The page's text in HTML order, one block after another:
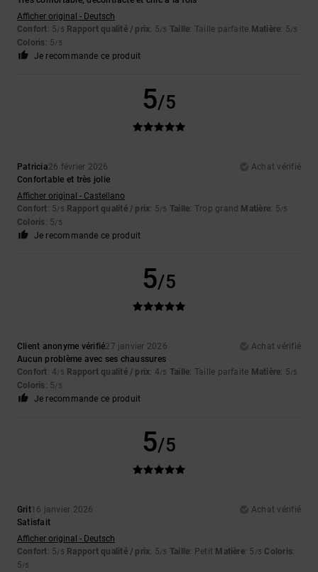
Afficher original - Deutsch
Confort: 5/5 Rapport qualité / prix: 5/5 Taille: Taille parfaite Matière: 5/5
Coloris: 5/5
Je recommande ce produit
5/5
Patricia26 février 2026
Achat vérifié
Confortable et très jolie
Afficher original - Castellano
Confort: 5/5 Rapport qualité / prix: 5/5 Taille: Trop grand Matière: 5/5
Coloris: 5/5
Je recommande ce produit
5/5
Client anonyme vérifié27 janvier 2026
Achat vérifié
Aucun problème avec ses chaussures
Confort: 4/5 Rapport qualité / prix: 4/5 Taille: Taille parfaite Matière: 5/5
Coloris: 5/5
Je recommande ce produit
5/5
Grit16 janvier 2026
Achat vérifié
Satisfait
Afficher original - Deutsch
Confort: 5/5 Rapport qualité / prix: 5/5 Taille: Petit Matière: 5 /5 Coloris:
5/5